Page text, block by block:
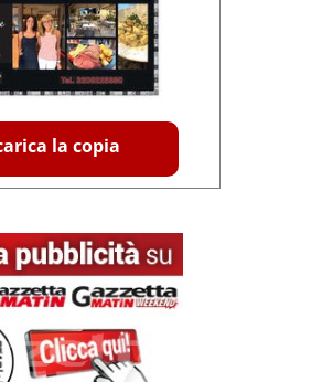
la copia